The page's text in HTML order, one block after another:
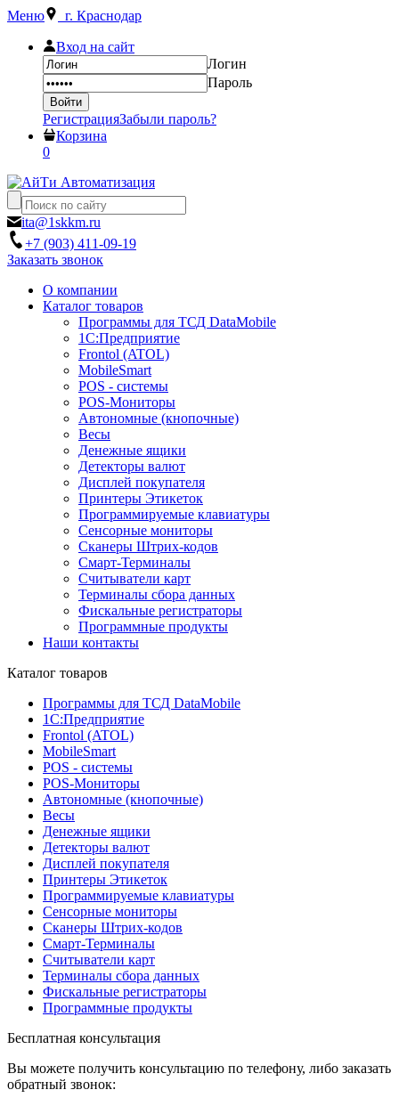
Меню г. Краснодар
Вход на сайт
Логин
Пароль
РегистрацияЗабыли пароль?
Корзина
0
ita@1skkm.ru
+7 (903) 411-09-19
Заказать звонок
О компании
Каталог товаров
Программы для ТСД DataMobile
1С:Предприятие
Frontol (ATOL)
MobileSmart
POS - системы
POS-Мониторы
Автономные (кнопочные)
Весы
Денежные ящики
Детекторы валют
Дисплей покупателя
Принтеры Этикеток
Программируемые клавиатуры
Сенсорные мониторы
Сканеры Штрих-кодов
Смарт-Терминалы
Считыватели карт
Терминалы сбора данных
Фискальные регистраторы
Программные продукты
Наши контакты
Каталог товаров
Программы для ТСД DataMobile
1С:Предприятие
Frontol (ATOL)
MobileSmart
POS - системы
POS-Мониторы
Автономные (кнопочные)
Весы
Денежные ящики
Детекторы валют
Дисплей покупателя
Принтеры Этикеток
Программируемые клавиатуры
Сенсорные мониторы
Сканеры Штрих-кодов
Смарт-Терминалы
Считыватели карт
Терминалы сбора данных
Фискальные регистраторы
Программные продукты
Бесплатная консультация
Вы можете получить консультацию по телефону, либо заказать
обратный звонок: